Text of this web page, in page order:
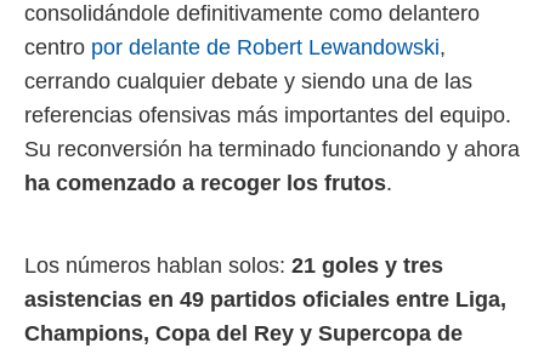
consolidándole definitivamente como delantero
centro por delante de Robert Lewandowski,
cerrando cualquier debate y siendo una de las
referencias ofensivas más importantes del equipo.
Su reconversión ha terminado funcionando y ahora
ha comenzado a recoger los frutos.
Los números hablan solos: 21 goles y tres
asistencias en 49 partidos oficiales entre Liga,
Champions, Copa del Rey y Supercopa de